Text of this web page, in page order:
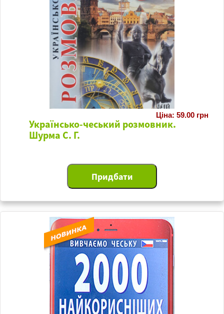
Українсько-чеський розмовник.
Шурма С. Г.
Ціна: 59.00 грн